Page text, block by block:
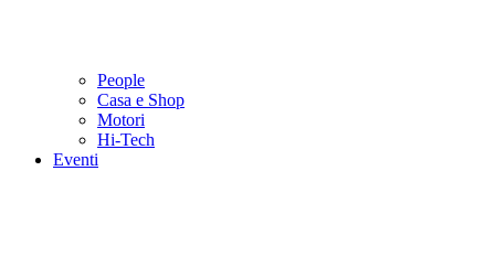
People
Casa e Shop
Motori
Hi-Tech
Eventi